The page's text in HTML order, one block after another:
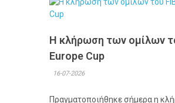
Η κλήρωση των ομίλων
Europe Cup
16-07-2026
Πραγματοποιήθηκε σήμερα η